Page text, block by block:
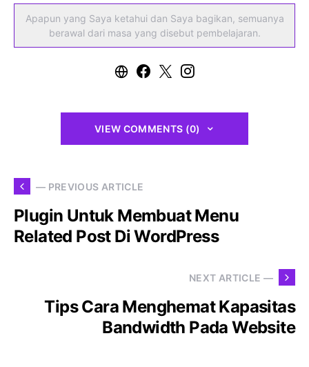
Apapun yang Saya ketahui dan Saya bagikan, semuanya
berawal dari masa yang disebut pembelajaran.
VIEW COMMENTS (0)
— PREVIOUS ARTICLE
Plugin Untuk Membuat Menu
Related Post Di WordPress
NEXT ARTICLE —
Tips Cara Menghemat Kapasitas
Bandwidth Pada Website